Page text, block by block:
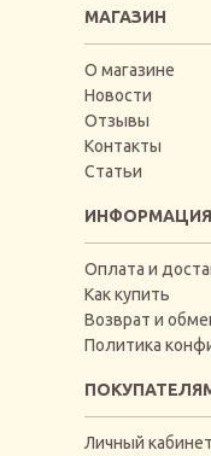
МАГАЗИН
О магазине
Новости
Отзывы
Контакты
Статьи
ИНФОРМАЦИЯ
Оплата и
Как купить
Возврат и
Политика
Личный кабинет